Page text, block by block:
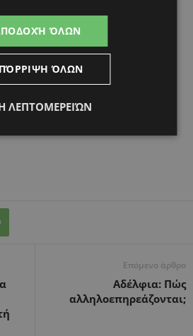
Επόμενο άρθρο
Αδέλφια: Πώς
αλληλοεπηρεάζονται;
ΌΛΩΝ
ΌΛΩΝ
ΛΕΠΤΟΜΕΡΕΙΏΝ